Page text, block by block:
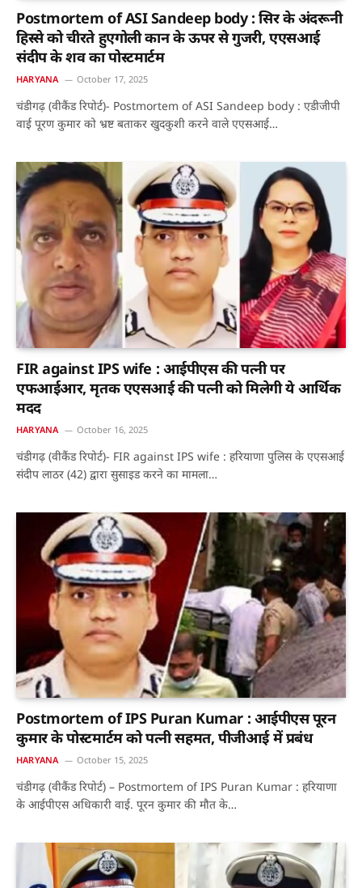
Postmortem of ASI Sandeep body : सिर के अंदरूनी
हिस्से को चीरते हुएगोली कान के ऊपर से गुजरी, एएसआई
संदीप के शव का पोस्टमार्टम
HARYANA October 17, 2025
चंडीगढ़ (वीकैंड रिपोर्ट)- Postmortem of ASI Sandeep body : एडीजीपी
वाई पूरण कुमार को भ्रष्ट बताकर खुदकुशी करने वाले एएसआई…
FIR against IPS wife : आईपीएस की पत्नी पर
एफआईआर, मृतक एएसआई की पत्नी को मिलेगी ये आर्थिक
मदद
HARYANA October 16, 2025
चंडीगढ़ (वीकैंड रिपोर्ट)- FIR against IPS wife : हरियाणा पुलिस के एएसआई
संदीप लाठर (42) द्वारा सुसाइड करने का मामला…
Postmortem of IPS Puran Kumar : आईपीएस पूरन
कुमार के पोस्टमार्टम को पत्नी सहमत, पीजीआई में प्रबंध
HARYANA October 15, 2025
चंडीगढ़ (वीकैंड रिपोर्ट) – Postmortem of IPS Puran Kumar : हरियाणा
के आईपीएस अधिकारी वाई. पूरन कुमार की मौत के…